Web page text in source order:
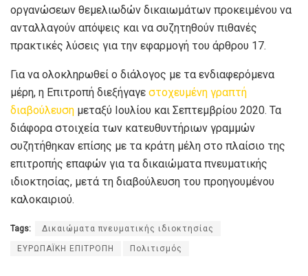
οργανώσεων θεμελιωδών δικαιωμάτων προκειμένου να
ανταλλαγούν απόψεις και να συζητηθούν πιθανές
πρακτικές λύσεις για την εφαρμογή του άρθρου 17.
Για να ολοκληρωθεί ο διάλογος με τα ενδιαφερόμενα
μέρη, η Επιτροπή διεξήγαγε στοχευμένη γραπτή
διαβούλευση μεταξύ Ιουλίου και Σεπτεμβρίου 2020. Τα
διάφορα στοιχεία των κατευθυντήριων γραμμών
συζητήθηκαν επίσης με τα κράτη μέλη στο πλαίσιο της
επιτροπής επαφών για τα δικαιώματα πνευματικής
ιδιοκτησίας, μετά τη διαβούλευση του προηγουμένου
καλοκαιριού.
Tags: Δικαιώματα πνευματικής ιδιοκτησίας
ΕΥΡΩΠΑΪΚΗ ΕΠΙΤΡΟΠΗ Πολιτισμός